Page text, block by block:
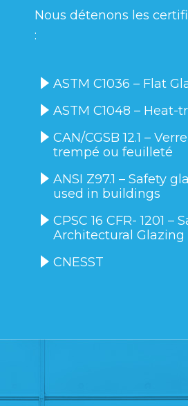
Nous détenons les
:
ASTM C1036 – Flat
ASTM C1048 – Heat-
CAN/CGSB 12.1 –
trempé ou feuilleté
ANSI Z97.1 – Safety
used in buildings
CPSC 16 CFR- 1201
Architectural Glazing
CNESST